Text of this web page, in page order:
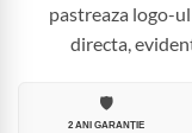
pastreaza logo-
directa,
🛡️
2 ANI GARANȚIE